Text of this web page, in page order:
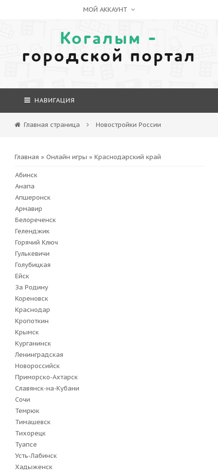
МОЙ АККАУНТ
Когалым -
городской портал
НАВИГАЦИЯ
Главная страница Новостройки России
Главная » Онлайн игры » Краснодарский край
Абинск
Анапа
Апшеронск
Армавир
Белореченск
Геленджик
Горячий Ключ
Гулькевичи
Голубицкая
Ейск
За Родину
Кореновск
Краснодар
Кропоткин
Крымск
Курганинск
Ленинградская
Новороссийск
Приморско-Ахтарск
Славянск-на-Кубани
Сочи
Темрюк
Тимашевск
Тихорецк
Туапсе
Усть-Лабинск
Хадыженск